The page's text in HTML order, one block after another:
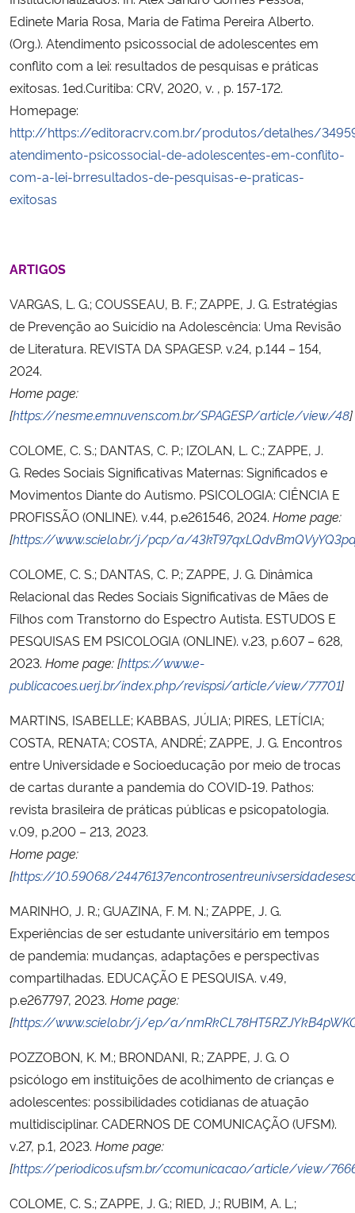
Edinete Maria Rosa, Maria de Fatima Pereira Alberto.
(Org.). Atendimento psicossocial de adolescentes em
conflito com a lei: resultados de pesquisas e práticas
exitosas. 1ed.Curitiba: CRV, 2020, v. , p. 157-172.
Homepage:
http://https://editoracrv.com.br/produtos/detalhes/
atendimento-psicossocial-de-adolescentes-em-conflito-
com-a-lei-brresultados-de-pesquisas-e-praticas-
exitosas
ARTIGOS
VARGAS, L. G.; COUSSEAU, B. F.; ZAPPE, J. G. Estratégias
de Prevenção ao Suicídio na Adolescência: Uma Revisão
de Literatura. REVISTA DA SPAGESP. v.24, p.144 – 154,
2024.
Home page:
[https://nesme.emnuvens.com.br/SPAGESP/article/view/48]
COLOME, C. S.; DANTAS, C. P.; IZOLAN, L. C.; ZAPPE, J.
G. Redes Sociais Significativas Maternas: Significados e
Movimentos Diante do Autismo. PSICOLOGIA: CIÊNCIA E
PROFISSÃO (ONLINE). v.44, p.e261546, 2024. Home page:
[https://www.scielo.br/j/pcp/a/
COLOME, C. S.; DANTAS, C. P.; ZAPPE, J. G. Dinâmica
Relacional das Redes Sociais Significativas de Mães de
Filhos com Transtorno do Espectro Autista. ESTUDOS E
PESQUISAS EM PSICOLOGIA (ONLINE). v.23, p.607 – 628,
2023. Home page: [https://www.e-
publicacoes.uerj.br/index.php/revispsi/article/view/77701]
MARTINS, ISABELLE; KABBAS, JÚLIA; PIRES, LETÍCIA;
COSTA, RENATA; COSTA, ANDRÉ; ZAPPE, J. G. Encontros
entre Universidade e Socioeducação por meio de trocas
de cartas durante a pandemia do COVID-19. Pathos:
revista brasileira de práticas públicas e psicopatologia.
v.09, p.200 – 213, 2023.
Home page:
[https://10.59068/
MARINHO, J. R.; GUAZINA, F. M. N.; ZAPPE, J. G.
Experiências de ser estudante universitário em tempos
de pandemia: mudanças, adaptações e perspectivas
compartilhadas. EDUCAÇÃO E PESQUISA. v.49,
p.e267797, 2023. Home page:
[https://www.scielo.br/j/ep/a/
POZZOBON, K. M.; BRONDANI, R.; ZAPPE, J. G. O
psicólogo em instituições de acolhimento de crianças e
adolescentes: possibilidades cotidianas de atuação
multidisciplinar. CADERNOS DE COMUNICAÇÃO (UFSM).
v.27, p.1, 2023. Home page:
[https://periodicos.ufsm.br/ccomunicacao/article/view/
COLOME, C. S.; ZAPPE, J. G.; RIED, J.; RUBIM, A. L.;